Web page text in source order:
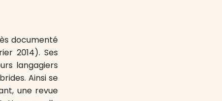
documenté
2014). Ses
langagiers
Ainsi se
une revue